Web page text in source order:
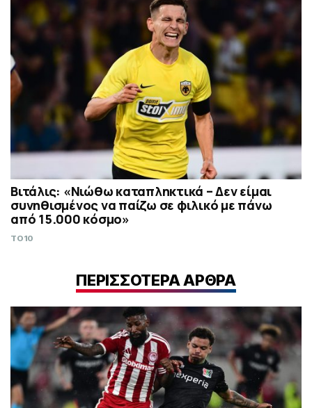
Βιτάλις: «Νιώθω καταπληκτικά – Δεν είμαι
συνηθισμένος να παίζω σε φιλικό με πάνω
από 15.000 κόσμο»
TO10
ΠΕΡΙΣΣΟΤΕΡΑ ΑΡΘΡΑ